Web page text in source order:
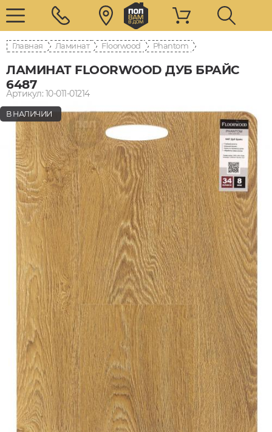
Главная Ламинат Floorwood Phantom
ЛАМИНАТ FLOORWOOD ДУБ БРАЙС
6487
Артикул: 10-011-01214
В НАЛИЧИИ